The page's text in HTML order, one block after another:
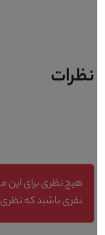
نظرات
هیچ نظری برای این
نفری باشید که نظری